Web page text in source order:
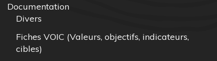
Documentation
Divers
Fiches VOIC (Valeurs, objectifs, indicateurs,
cibles)